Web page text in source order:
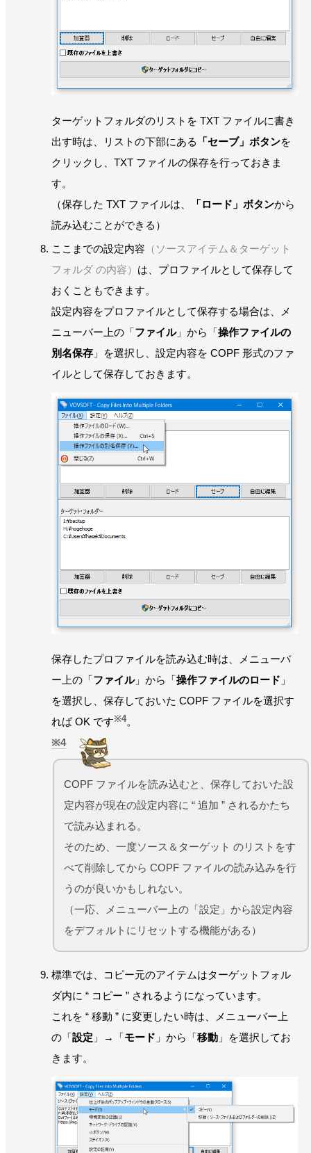
ターゲットフォルダのリストを TXT ファイルに書き
出す時は、リストの下部にある
「セーブ」ボタンを
クリックし、TXT ファイルの保存を行っておきま
す。
（保存した TXT ファイルは、
「ロード」ボタンから
読み込むことができる）
ここまでの設定内容 （ソースアイテム＆ターゲット
フォルダ の内容） は、プロファイルとして保存して
おくこともできます。
設定内容をプロファイルとして保存する場合は、メ
ニューバー上の「ファイル」から「操作ファイルの
別名保存 」を選択し、設定内容を COPF 形式のファ
イルとして保存しておきます。
保存したプロファイルを読み込む時は、メニューバ
ー上の「ファイル」から「操作ファイルのロード 」
を選択し、保存しておいた COPF ファイルを選択す
れば OK です※4。
4
COPF ファイルを読み込むと、保存しておいた設
定内容が現在の設定内容に “ 追加 ” されるかたち
で読み込まれる。
そのため、一度ソース＆ターゲット のリストをす
べて削除してから COPF ファイルの読み込みを行
うのが良いかもしれない。
（一応、メニューバー上の「設定」から設定内容
をデフォルトにリセットする機能がある）
標準では、コピー元のアイテムはターゲットフォル
ダ内に “ コピー ” されるようになっています。
これを “ 移動 ” に変更したい時は、メニューバー上
の「設定 」→「モード 」から「移動 」を選択してお
きます。